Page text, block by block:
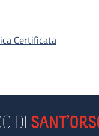
Certificata